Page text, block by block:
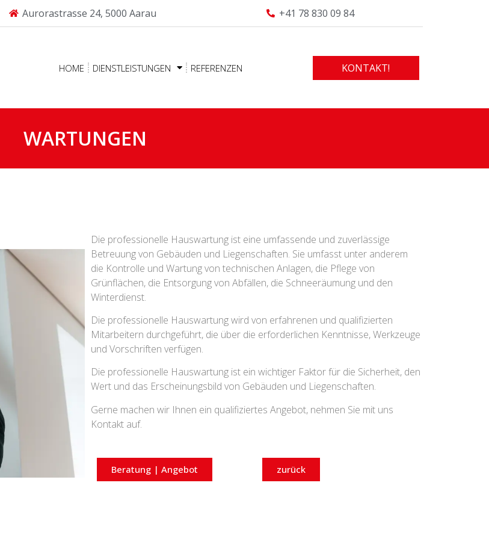
Aurorastrasse 24, 5000 Aarau +41 78 830 09 84
HOME DIENSTLEISTUNGEN REFERENZEN KONTAKT!
WARTUNGEN
Die professionelle Hauswartung ist eine umfassende und zuverlässige
Betreuung von Gebäuden und Liegenschaften. Sie umfasst unter anderem
die Kontrolle und Wartung von technischen Anlagen, die Pflege von
Grünflächen, die Entsorgung von Abfällen, die Schneeräumung und den
Winterdienst.
Die professionelle Hauswartung wird von erfahrenen und qualifizierten
Mitarbeitern durchgeführt, die über die erforderlichen Kenntnisse, Werkzeuge
und Vorschriften verfügen.
Die professionelle Hauswartung ist ein wichtiger Faktor für die Sicherheit, den
Wert und das Erscheinungsbild von Gebäuden und Liegenschaften.
Gerne machen wir Ihnen ein qualifiziertes Angebot, nehmen Sie mit uns
Kontakt auf.
Beratung | Angebot zurück